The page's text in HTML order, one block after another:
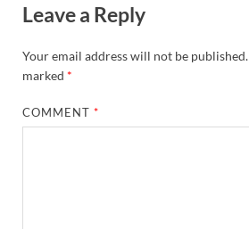
Leave a Reply
Your email address will not be published.
marked *
COMMENT*